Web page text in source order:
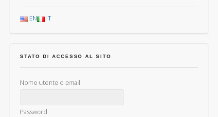
EN IT
STATO DI ACCESSO AL SITO
Nome utente o email
Password